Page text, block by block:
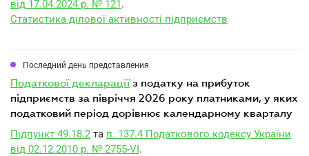
від 17.04.2024 р. № 121 .
Статистика ділової активності підприємств
Последний день представления
податкової декларації з податку на прибуток
підприємств за півріччя 2026 року платниками, у яких
податковий період дорівнює календарному кварталу
Підпункт 49.18.2 та п. 137.4 Податкового кодексу України
від 02.12.2010 р. № 2755-VI.